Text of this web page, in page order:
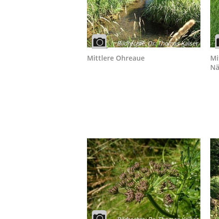
Bildrechte:Dr. Thomas Kaiser
Mittlere Ohreaue